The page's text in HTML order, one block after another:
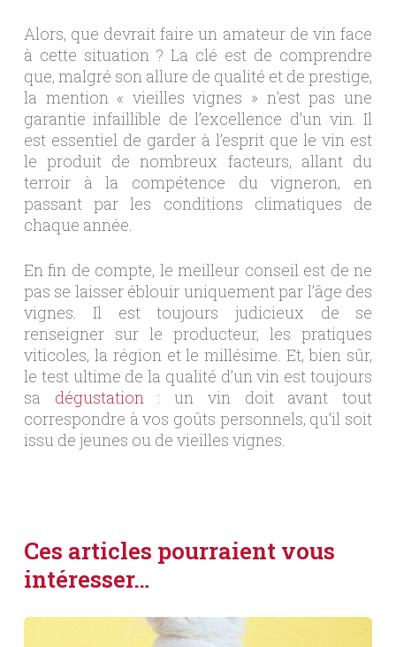
Alors, que devrait faire un amateur de vin face
à cette situation ? La clé est de comprendre
que, malgré son allure de qualité et de prestige,
la mention « vieilles vignes » n’est pas une
garantie infaillible de l’excellence d’un vin. Il
est essentiel de garder à l’esprit que le vin est
le produit de nombreux facteurs, allant du
terroir à la compétence du vigneron, en
passant par les conditions climatiques de
chaque année.
En fin de compte, le meilleur conseil est de ne
pas se laisser éblouir uniquement par l’âge des
vignes. Il est toujours judicieux de se
renseigner sur le producteur, les pratiques
viticoles, la région et le millésime. Et, bien sûr,
le test ultime de la qualité d’un vin est toujours
sa dégustation: un vin doit avant tout
correspondre à vos goûts personnels, qu’il soit
issu de jeunes ou de vieilles vignes.
Ces articles pourraient vous
intéresser…